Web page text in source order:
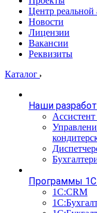
Центр реальной
Новости
Лицензии
Вакансии
Реквизиты
Каталог
Наши
Программы 1С
1С:CRM